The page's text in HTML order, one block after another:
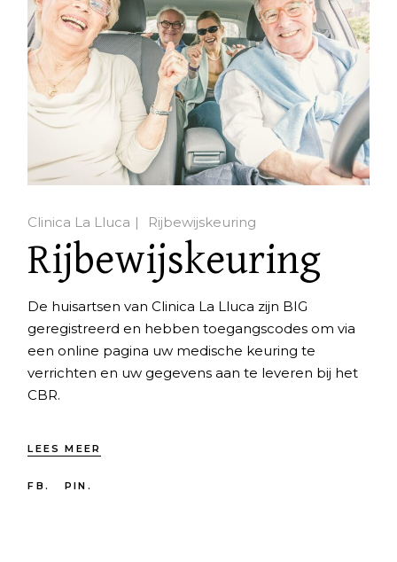
Clinica La Lluca Rijbewijskeuring
Rijbewijskeuring
De huisartsen van Clinica La Lluca zijn BIG
geregistreerd en hebben toegangscodes om via
een online pagina uw medische keuring te
verrichten en uw gegevens aan te leveren bij het
CBR.
LEES MEER
FB. PIN.